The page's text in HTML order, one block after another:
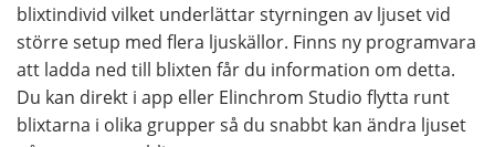
blixtindivid vilket underlättar styrningen av ljuset vid
större setup med flera ljuskällor. Finns ny programvara
att ladda ned till blixten får du information om detta.
Du kan direkt i app eller Elinchrom Studio flytta runt
blixtarna i olika grupper så du snabbt kan ändra ljuset